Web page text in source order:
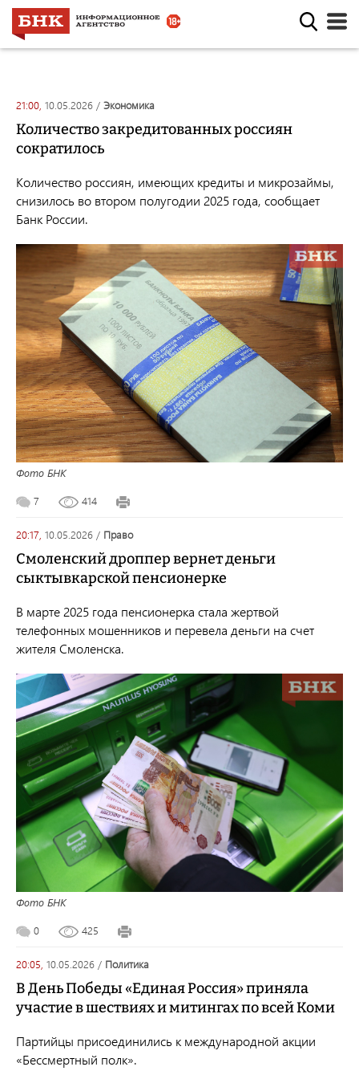
21:00, 10.05.2026 / экономика
Количество закредитованных россиян
сократилось
Количество россиян, имеющих кредиты и микрозаймы,
снизилось во втором полугодии 2025 года, сообщает
Банк России.
Фото БНК
7 414
20:17, 10.05.2026 / право
Смоленский дроппер вернет деньги
сыктывкарской пенсионерке
В марте 2025 года пенсионерка стала жертвой
телефонных мошенников и перевела деньги на счет
жителя Смоленска.
Фото БНК
0 425
20:05, 10.05.2026 / политика
В День Победы «Единая Россия» приняла
участие в шествиях и митингах по всей Коми
Партийцы присоединились к международной акции
«Бессмертный полк».